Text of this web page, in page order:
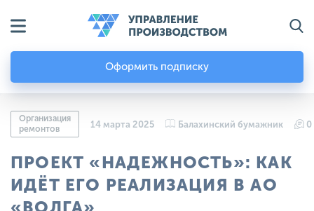
Оформить подписку
Организация
ремонтов
14 марта 2025 Балахинский бумажник 0
ПРОЕКТ «НАДЕЖНОСТЬ»: КАК
ИДЁТ ЕГО РЕАЛИЗАЦИЯ В АО